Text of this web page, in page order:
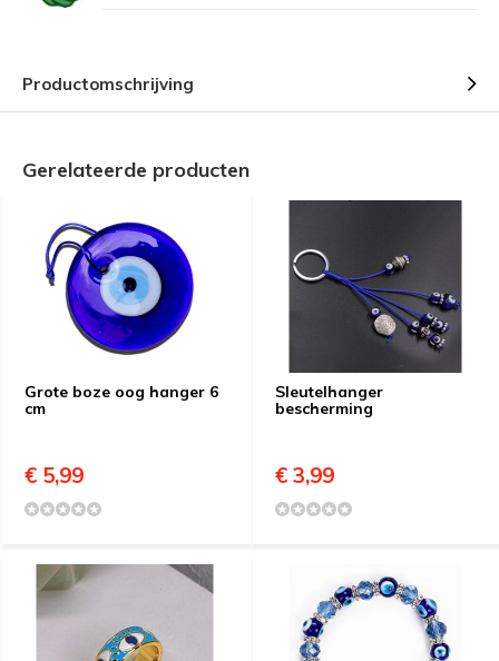
Productomschrijving
Gerelateerde producten
Grote boze oog hanger 6
cm
€ 5,99
Sleutelhanger
bescherming
€ 3,99